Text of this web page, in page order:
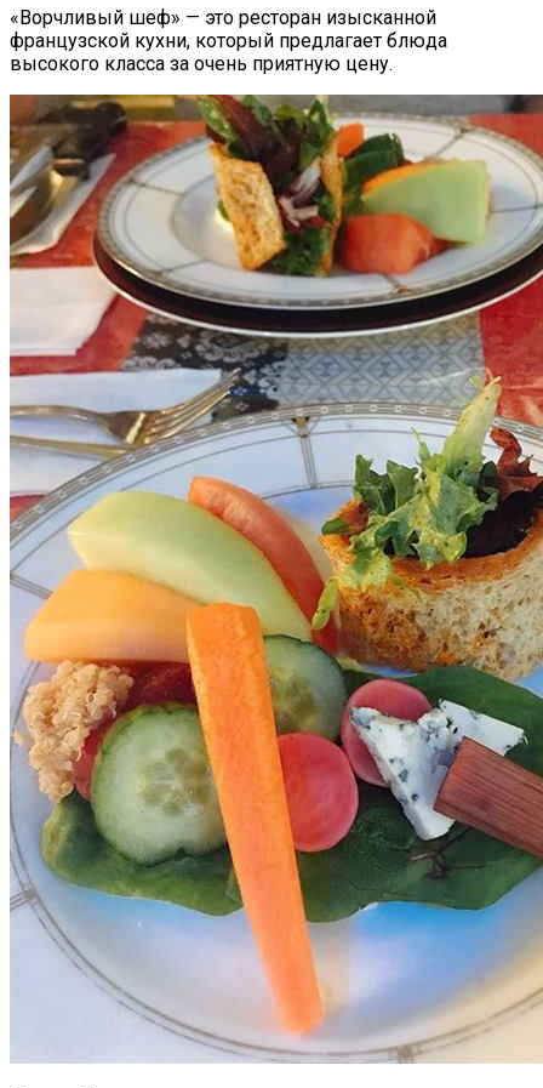
«Ворчливый шеф» — это ресторан изысканной
французской кухни, который предлагает блюда
высокого класса за очень приятную цену.